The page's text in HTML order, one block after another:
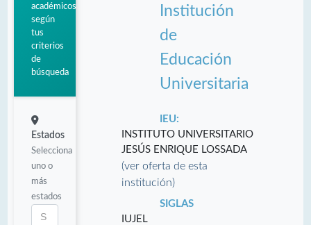
académicos
según
tus
criterios
de
búsqueda
Estados
Selecciona
uno o
más
estados
Institución
de
Educación
Universitaria
IEU:
INSTITUTO UNIVERSITARIO
JESÚS ENRIQUE LOSSADA
(ver oferta de esta
institución)
SIGLAS
IUJEL